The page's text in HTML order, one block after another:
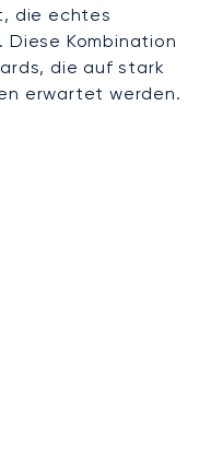
die echtes
Diese Kombination
die auf stark
erwartet werden.